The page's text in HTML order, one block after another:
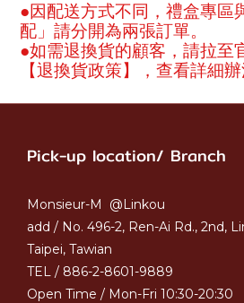
●因配送方式不同，禮盒專區
配」請分開為兩張訂單。
●如需退換貨的顧客，請拉至
【退換貨政策】，查看詳細
Pick-up location/ Branch
Monsieur-M @Linkou
add / No. 496-2, Ren-Ai Rd., 2nd,
Taipei, Tawian
TEL / 886-2-8601-9889
Open Time / Mon-Fri 10:30-20:30